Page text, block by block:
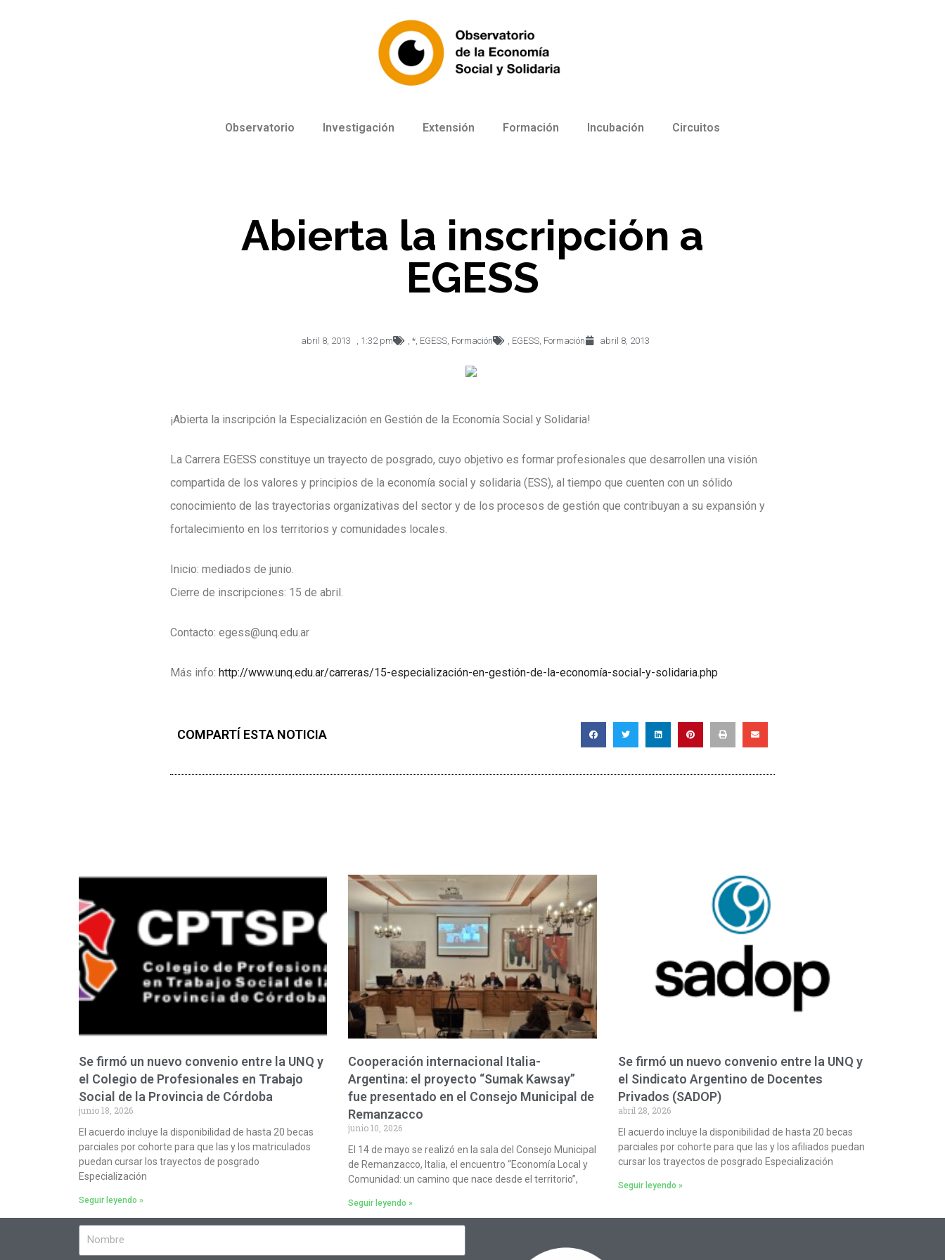
Observatorio Investigación Extensión Formación Incubación Circuitos
Abierta la inscripción a
EGESS
abril 8, 2013 1:32 pm * EGESS Formación EGESS Formación abril 8, 2013
¡Abierta la inscripción la Especialización en Gestión de la Economía Social y Solidaria!
La Carrera EGESS constituye un trayecto de posgrado, cuyo objetivo es formar profesionales que desarrollen una visión
compartida de los valores y principios de la economía social y solidaria (ESS), al tiempo que cuenten con un sólido
conocimiento de las trayectorias organizativas del sector y de los procesos de gestión que contribuyan a su expansión y
fortalecimiento en los territorios y comunidades locales.
Inicio: mediados de junio.
Cierre de inscripciones: 15 de abril.
Contacto: egess@unq.edu.ar
Más info: http://www.unq.edu.ar/carreras/15-especialización-en-gestión-de-la-economía-social-y-solidaria.php
COMPARTÍ ESTA NOTICIA
Se firmó un nuevo convenio entre la UNQ y
el Colegio de Profesionales en Trabajo
Social de la Provincia de Córdoba
junio 18, 2026
El acuerdo incluye la disponibilidad de hasta 20 becas
parciales por cohorte para que las y los matriculados
puedan cursar los trayectos de posgrado
Especialización
Seguir leyendo »
Cooperación internacional Italia-
Argentina: el proyecto “Sumak Kawsay”
fue presentado en el Consejo Municipal de
Remanzacco
junio 10, 2026
El 14 de mayo se realizó en la sala del Consejo Municipal
de Remanzacco, Italia, el encuentro “Economía Local y
Comunidad: un camino que nace desde el territorio”,
Seguir leyendo »
Se firmó un nuevo convenio entre la UNQ y
el Sindicato Argentino de Docentes
Privados (SADOP)
abril 28, 2026
El acuerdo incluye la disponibilidad de hasta 20 becas
parciales por cohorte para que las y los afiliados puedan
cursar los trayectos de posgrado Especialización
Seguir leyendo »